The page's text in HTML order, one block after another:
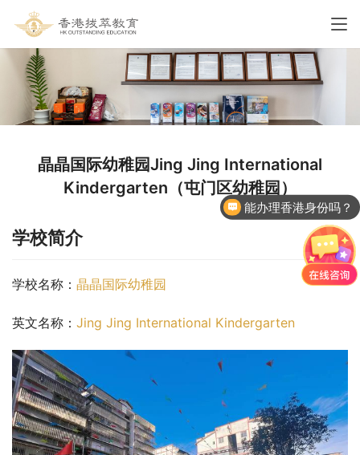
晶晶国际幼稚园Jing Jing International
Kindergarten（屯门区幼稚园）
学校简介
学校名称： 晶晶国际幼稚园
英文名称： Jing Jing International Kindergarten
能办理香港身份吗？